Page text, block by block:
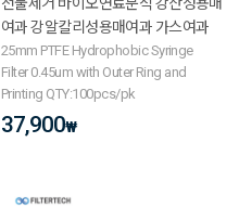
여과 강알칼리성용매여과 가스여과
25mm PTFE Hydrophobic Syringe
Filter 0.45um with Outer Ring and
Printing QTY:100pcs/pk
37,900₩